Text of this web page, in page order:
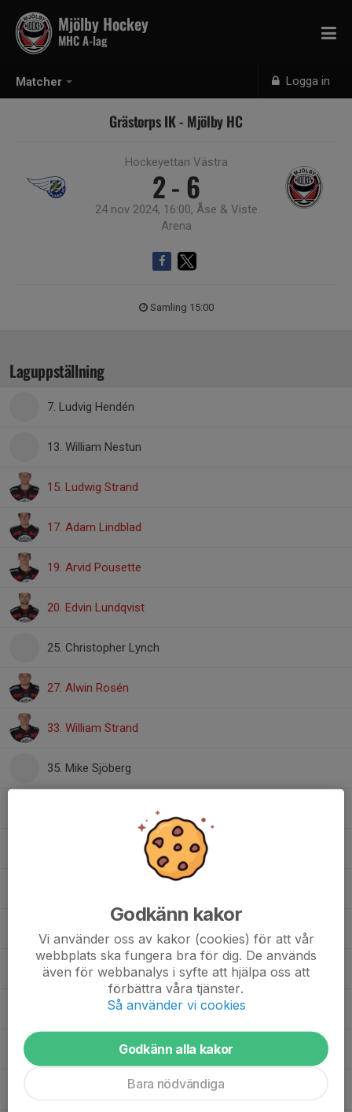
Matcher Logga in
Mjölby Hockey
MHC A-lag
Grästorps IK - Mjölby HC
Hockeyettan Västra
2 - 6
24 nov 2024, 16:00, Åse & Viste
Arena
Samling 15:00
Laguppställning
7. Ludvig Hendén
13. William Nestun
15. Ludwig Strand
17. Adam Lindblad
19. Arvid Pousette
20. Edvin Lundqvist
25. Christopher Lynch
27. Alwin Rosén
33. William Strand
35. Mike Sjöberg
38. William Lagerqvist
55. Sebastian Lundman
71. Hannes Rydin Irebro
77. Hugo Kullander
81. Philip Dimtrén
87. Andreas Nelly
Godkänn kakor
Vi använder oss av kakor (cookies) för att vår
webbplats ska fungera bra för dig. De används
även för webbanalys i syfte att hjälpa oss att
förbättra våra tjänster.
Så använder vi cookies
Godkänn alla kakor
Bara nödvändiga